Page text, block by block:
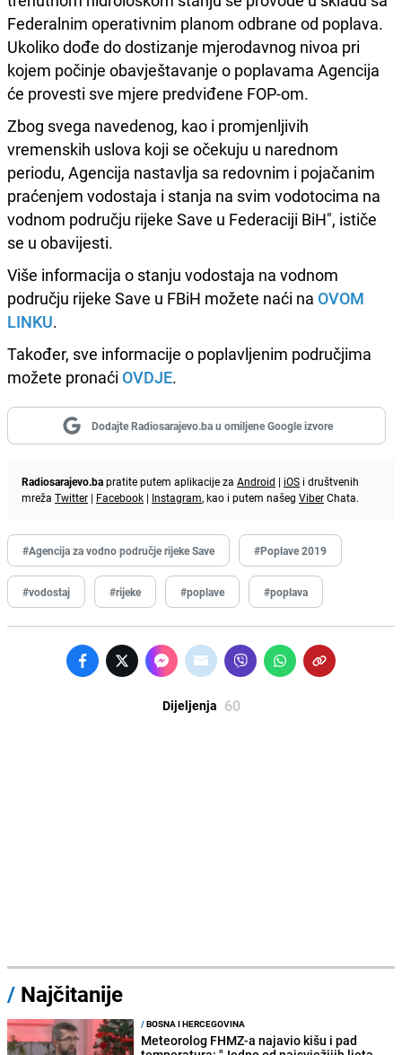
Federalnim operativnim planom odbrane od poplava.
Ukoliko dođe do dostizanje mjerodavnog nivoa pri
kojem počinje obavještavanje o poplavama Agencija
će provesti sve mjere predviđene FOP-om.
Zbog svega navedenog, kao i promjenljivih
vremenskih uslova koji se očekuju u narednom
periodu, Agencija nastavlja sa redovnim i pojačanim
praćenjem vodostaja i stanja na svim vodotocima na
vodnom području rijeke Save u Federaciji BiH", ističe
se u obavijesti.
Više informacija o stanju vodostaja na vodnom
području rijeke Save u FBiH možete naći na OVOM
LINKU.
Također, sve informacije o poplavljenim područjima
možete pronaći OVDJE.
Dodajte Radiosarajevo.ba u omiljene Google izvore
Radiosarajevo.bapratite putem aplikacije za Android | iOS i društvenih
mreža Twitter | Facebook | Instagram, kao i putem našeg ViberChata.
#Agencija za vodno područje rijeke Save #Poplave 2019
#vodostaj #rijeke #poplave #poplava
Dijeljenja 60
/ Najčitanije
/BOSNA I HERCEGOVINA
Meteorolog FHMZ-a najavio kišu i pad